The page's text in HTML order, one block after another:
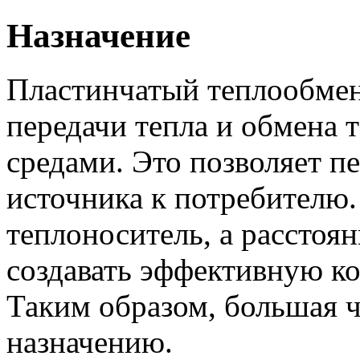
Назначение
Пластинчатый
передачи тепла и обмена
средами. Это позволяет
источника к
теплоноситель, а
создавать эффективную
Таким образом, большая
назначению.